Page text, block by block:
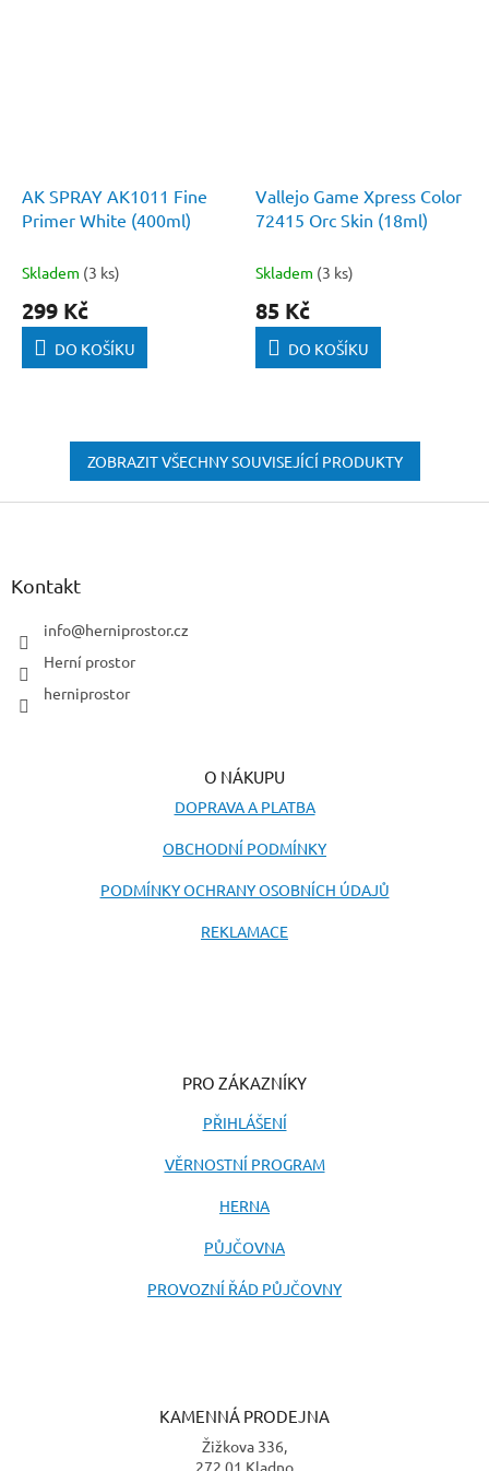
AK SPRAY AK1011 Fine
Primer White (400ml)
Skladem (3 ks)
299 Kč
DO KOŠÍKU
Vallejo Game Xpress Color
72415 Orc Skin (18ml)
Skladem (3 ks)
85 Kč
DO KOŠÍKU
ZOBRAZIT VŠECHNY SOUVISEJÍCÍ PRODUKTY
Z
Kontakt
info@herniprostor.cz
Herní prostor
herniprostor
O NÁKUPU
DOPRAVA A PLATBA
OBCHODNÍ PODMÍNKY
PODMÍNKY OCHRANY OSOBNÍCH ÚDAJŮ
REKLAMACE
PRO ZÁKAZNÍKY
PŘIHLÁŠENÍ
VĚRNOSTNÍ PROGRAM
HERNA
PŮJČOVNA
PROVOZNÍ ŘÁD PŮJČOVNY
KAMENNÁ PRODEJNA
Žižkova 336,
272 01 Kladno